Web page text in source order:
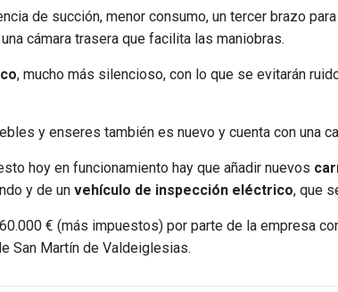
de succión, menor consumo, un tercer brazo
cámara trasera que facilita las maniobras.
, mucho más silencioso, con lo que se evitarán
y enseres también es nuevo y cuenta con una
hoy en funcionamiento hay que añadir nuevos
y de unvehículo de inspección eléctrico, que
€ (más impuestos) por parte de la empresa
San Martín de Valdeiglesias.